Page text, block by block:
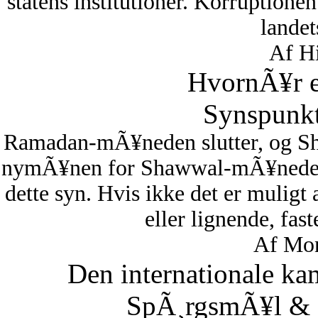
Af
HvornÃ¥r
Ramadan-mÃ¥neden slutter, og
nymÃ¥nen for Shawwal-
dette syn. Hvis ikke det er
eller lignende,
Af
Den internationale
SpÃ¸rgsmÃ¥l